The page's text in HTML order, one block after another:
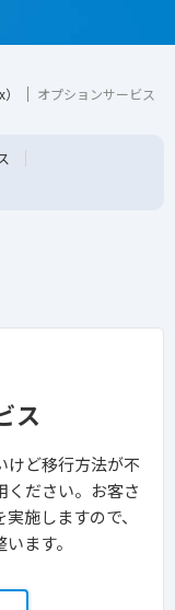
オプションサービス
ス
けど移行方法が不
ください。お客さ
施しますので、
ます。